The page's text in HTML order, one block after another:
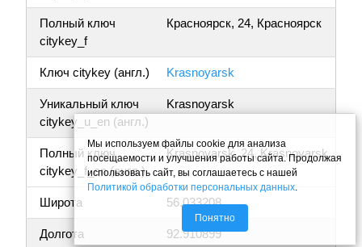
Полный ключ
citykey_f
Красноярск, 24, Красноярск
Ключ citykey (англ.) Krasnoyarsk
Уникальный ключ
citykey_u_en (англ.)
Krasnoyarsk
Полный ключ
citykey_f_en (англ.)
Krasnoyarsk, 24, Krasnoyarsk
Широта 56.033208
Долгота 92.910899
Мы используем файлы cookie для анализа
посещаемости и улучшения работы сайта. Продолжая
использовать сайт, вы соглашаетесь с нашей
Политикой обработки персональных данных.
Понятно